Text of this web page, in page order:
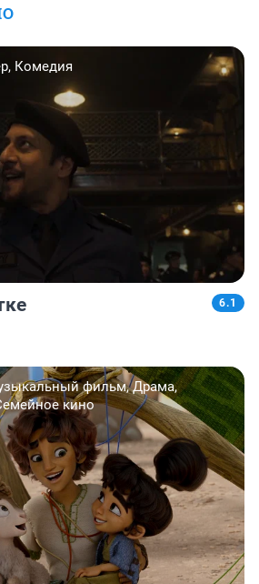
Комедия
6.1
фильм, Драма,
кино